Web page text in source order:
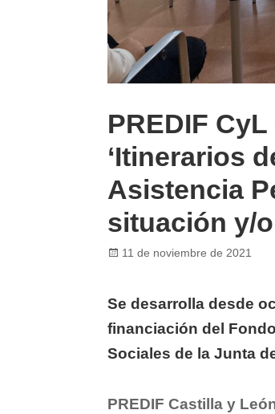
PREDIF
‘Itinerarios
Asistencia
situación y/
Posted
11 de noviembre de 2021
Se desarrolla desde
financiación del
Sociales de la Junta
PREDIF Castilla y